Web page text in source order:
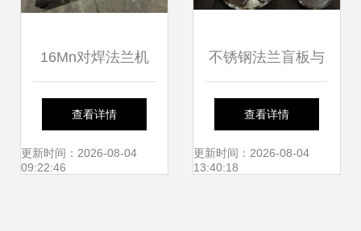
16Mn对焊法兰机
加工的行业须知与
绝缘法兰应用解析
查看详情
更新时间：2026-08-04
09:22:46
不锈钢法兰盲板与
合金盲板法兰的应
用与选择指南
查看详情
更新时间：2026-08-04
13:40:18